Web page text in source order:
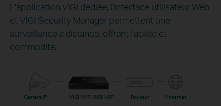
L'application VIGI dédiée, l'interface utilisateur Web
et VIGI Security Manager permettent une
surveillance à distance, offrant facilité et
commodité.
Caméra IP VIGI NVR1008H-8P Routeur l'Internet